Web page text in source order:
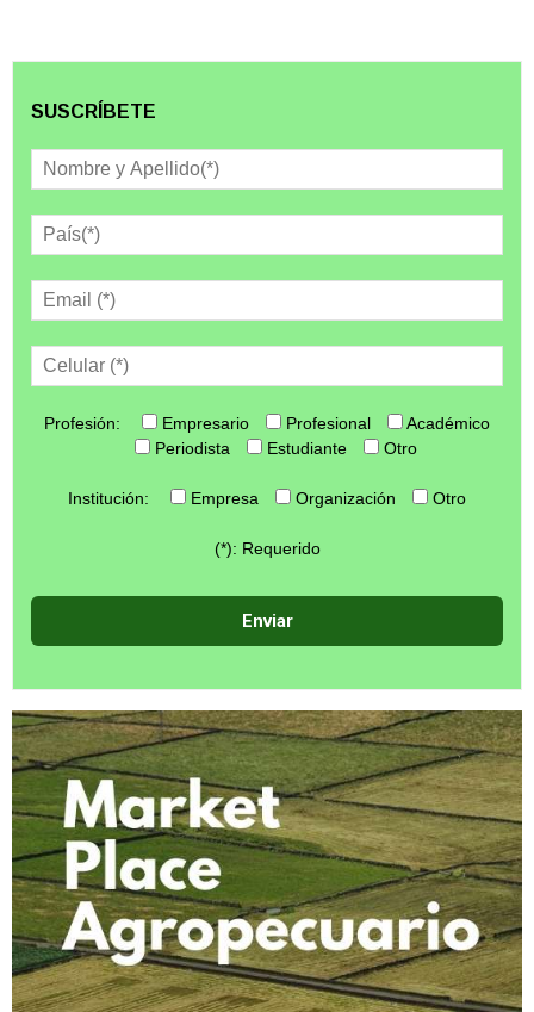
SUSCRÍBETE
Profesión: Empresario Profesional
Académico
Periodista
Estudiante Otro
Institución: Empresa Organización Otro
(*): Requerido